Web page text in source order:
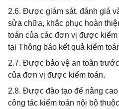
2.6. Được giám sát, đánh giá
sửa chữa, khắc phục hoàn
toán của các đơn vị được
tại Thông báo kết quả kiểm
2.7. Được bảo vệ an toàn
của đơn vị được kiểm toán.
2.8. Được đào tạo để nâng
công tác kiểm toán nội bộ